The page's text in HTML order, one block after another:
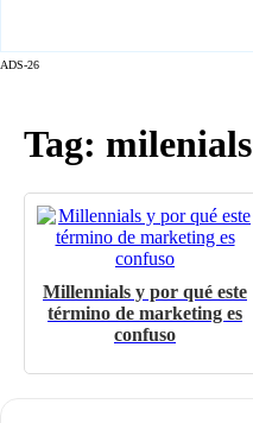
ADS-26
Tag: milenials
Millennials y por qué este
término de marketing es
confuso